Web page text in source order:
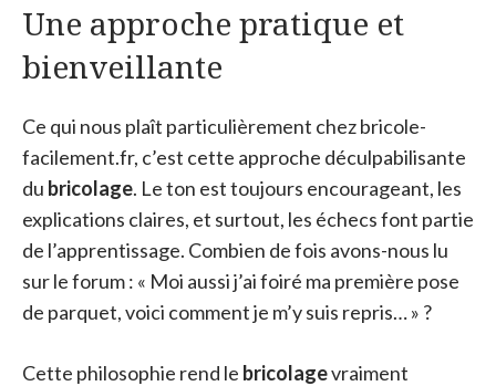
Une approche pratique et
bienveillante
Ce qui nous plaît particulièrement chez bricole-
facilement.fr, c’est cette approche déculpabilisante
du bricolage. Le ton est toujours encourageant, les
explications claires, et surtout, les échecs font partie
de l’apprentissage. Combien de fois avons-nous lu
sur le forum : « Moi aussi j’ai foiré ma première pose
de parquet, voici comment je m’y suis repris… » ?
Cette philosophie rend le bricolagevraiment